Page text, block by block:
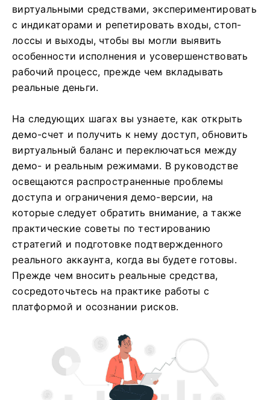
виртуальными средствами, экспериментировать
с индикаторами и репетировать входы, стоп-
лоссы и выходы, чтобы вы могли выявить
особенности исполнения и усовершенствовать
рабочий процесс, прежде чем вкладывать
реальные деньги.
На следующих шагах вы узнаете, как открыть
демо-счет и получить к нему доступ, обновить
виртуальный баланс и переключаться между
демо- и реальным режимами. В руководстве
освещаются распространенные проблемы
доступа и ограничения демо-версии, на
которые следует обратить внимание, а также
практические советы по тестированию
стратегий и подготовке подтвержденного
реального аккаунта, когда вы будете готовы.
Прежде чем вносить реальные средства,
сосредоточьтесь на практике работы с
платформой и осознании рисков.